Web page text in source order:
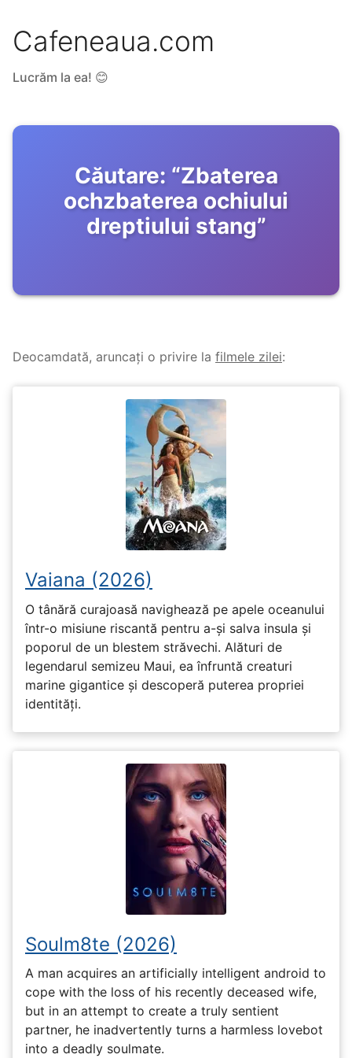
Cafeneaua.com
Lucrăm la ea! 😊
Căutare: “Zbaterea
ochzbaterea ochiului
dreptiului stang”
Deocamdată, aruncați o privire la filmele zilei:
Vaiana (2026)
O tânără curajoasă navighează pe apele oceanului
într-o misiune riscantă pentru a-și salva insula și
poporul de un blestem străvechi. Alături de
legendarul semizeu Maui, ea înfruntă creaturi
marine gigantice și descoperă puterea propriei
identități.
Soulm8te (2026)
A man acquires an artificially intelligent android to
cope with the loss of his recently deceased wife,
but in an attempt to create a truly sentient
partner, he inadvertently turns a harmless lovebot
into a deadly soulmate.